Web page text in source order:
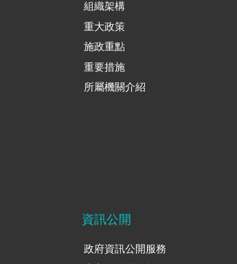
組織架構
重大政策
施政重點
重要措施
所屬機關介紹
資訊公開
政府資訊公開服務